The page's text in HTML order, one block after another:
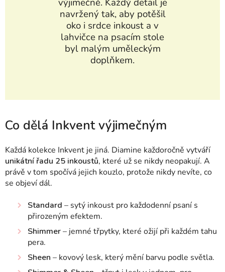
navržený tak, aby potěšil
oko i srdce inkoust a v
lahvičce na psacím stole
byl malým uměleckým
doplňkem.
Co dělá Inkvent výjimečným
Každá kolekce Inkvent je jiná. Diamine každoročně vytváří
unikátní řadu 25 inkoustů, které už se nikdy neopakují. A
právě v tom spočívá jejich kouzlo, protože nikdy nevíte, co
se objeví dál.
Standard – sytý inkoust pro každodenní psaní s
přirozeným efektem.
Shimmer– jemné třpytky, které ožijí při každém tahu
pera.
Sheen – kovový lesk, který mění barvu podle světla.